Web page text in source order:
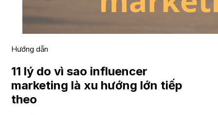
Hướng dẫn
11 lý do vì sao influencer
marketing là xu hướng lớn tiếp
theo